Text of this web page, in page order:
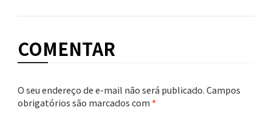
COMENTAR
O seu endereço de e-mail não será publicado.Campos
obrigatórios são marcados com*